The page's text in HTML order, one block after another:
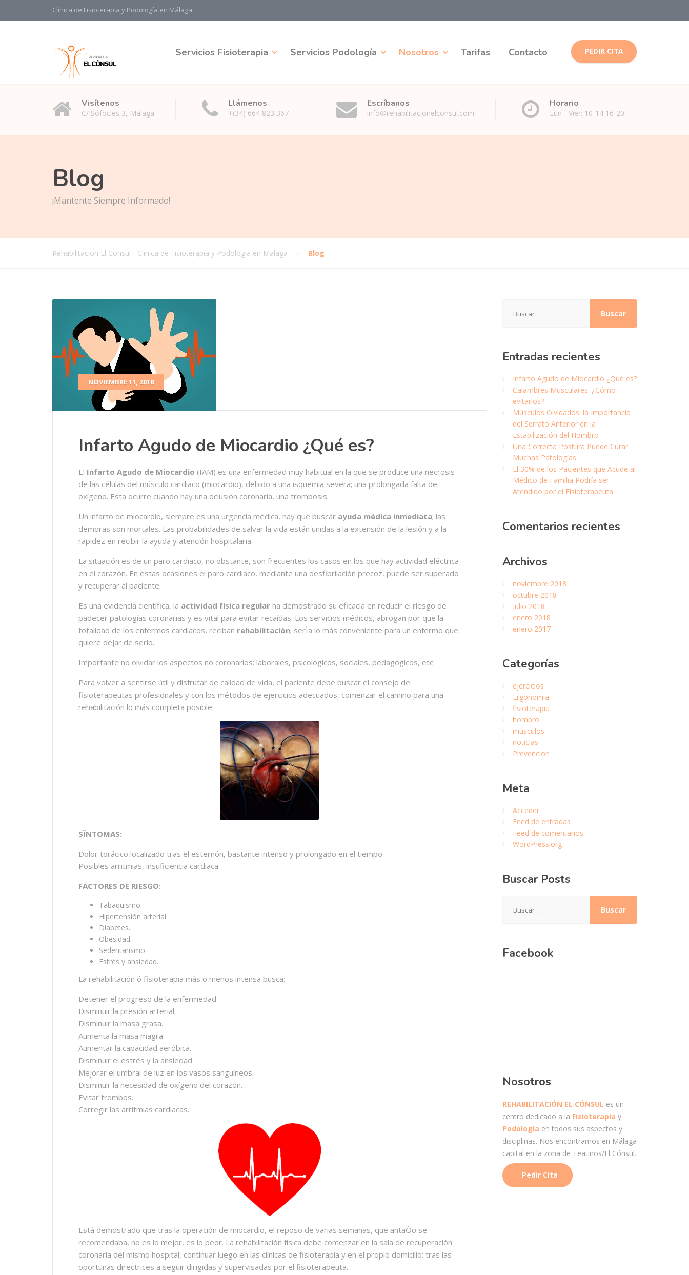
Clínica de Fisioterapia y Podología en Málaga
Servicios Fisioterapia Servicios Podología Nosotros Tarifas Contacto PEDIR CITA
Visítenos
C/ Sófocles 3, Málaga
Llámenos
+(34) 664 823 367
Escríbanos
info@rehabilitacionelconsul.com
Horario
Lun - Vier: 10-14 16-20
Blog
¡Mantente Siempre Informado!
Rehabilitacion El Consul - Clinica de Fisioterapia y Podologia en Malaga Blog
NOVIEMBRE 11, 2018
Infarto Agudo de Miocardio ¿Qué es?
El Infarto Agudo de Miocardio (IAM) es una enfermedad muy habitual en la que se produce una necrosis
de las células del músculo cardiaco (miocardio), debido a una isquemia severa; una prolongada falta de
oxígeno. Esta ocurre cuando hay una oclusión coronaria, una trombosis.
Un infarto de miocardio, siempre es una urgencia médica, hay que buscar ayuda médica inmediata; las
demoras son mortales. Las probabilidades de salvar la vida están unidas a la extensión de la lesión y a la
rapidez en recibir la ayuda y atención hospitalaria.
La situación es de un paro cardiaco, no obstante, son frecuentes los casos en los que hay actividad eléctrica
en el corazón. En estas ocasiones el paro cardiaco, mediante una desfibrilación precoz, puede ser superado
y recuperar al paciente.
Es una evidencia científica, la actividad física regular ha demostrado su eficacia en reducir el riesgo de
padecer patologías coronarias y es vital para evitar recaídas. Los servicios médicos, abrogan por que la
totalidad de los enfermos cardiacos, reciban rehabilitación; serÌa lo más conveniente para un enfermo que
quiere dejar de serlo.
Importante no olvidar los aspectos no coronarios: laborales, psicológicos, sociales, pedagógicos, etc.
Para volver a sentirse útil y disfrutar de calidad de vida, el paciente debe buscar el consejo de
fisioterapeutas profesionales y con los métodos de ejercicios adecuados, comenzar el camino para una
rehabilitación lo más completa posible.
SÏNTOMAS:
Dolor torácico localizado tras el esternón, bastante intenso y prolongado en el tiempo.
Posibles arritmias, insuficiencia cardiaca.
FACTORES DE RIESGO:
Tabaquismo.
Hipertensión arterial.
Diabetes.
Obesidad.
Sedentarismo
Estrés y ansiedad.
La rehabilitación ó fisioterapia más o menos intensa busca:
Detener el progreso de la enfermedad.
Disminuir la presión arterial.
Disminuir la masa grasa.
Aumenta la masa magra.
Aumentar la capacidad aeróbica.
Disminuir el estrés y la ansiedad.
Mejorar el umbral de luz en los vasos sanguíneos.
Disminuir la necesidad de oxígeno del corazón.
Evitar trombos.
Corregir las arritmias cardiacas.
Está demostrado que tras la operación de miocardio, el reposo de varias semanas, que antaÒo se
recomendaba, no es lo mejor, es lo peor. La rehabilitación física debe comenzar en la sala de recuperación
coronaria del mismo hospital, continuar luego en las clínicas de fisioterapia y en el propio domicilio; tras las
oportunas directrices a seguir dirigidas y supervisadas por el fisioterapeuta.
Entradas recientes
Infarto Agudo de Miocardio ¿Qué es?
Calambres Musculares. ¿Cómo
evitarlos?
Músculos Olvidados: la Importancia
del Serrato Anterior en la
Estabilización del Hombro
Una Correcta Postura Puede Curar
Muchas Patologías
El 30% de los Pacientes que Acude al
Médico de Familia Podría ser
Atendido por el Fisioterapeuta
Comentarios recientes
Archivos
noviembre 2018
octubre 2018
julio 2018
enero 2018
enero 2017
Categorías
ejercicios
Ergonomia
fisioterapia
hombro
musculos
noticias
Prevencion
Meta
Acceder
Feed de entradas
Feed de comentarios
WordPress.org
BuscarPosts
Facebook
Nosotros
REHABILITACIÓN EL CÓNSUL es un
centro dedicado a la Fisioterapia y
Podología en todos sus aspectos y
disciplinas. Nos encontramos en Málaga
capital en la zona de Teatinos/El Cónsul.
Pedir Cita